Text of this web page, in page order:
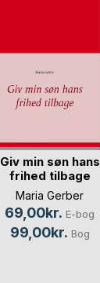
Giv min søn hans
frihed tilbage
Maria Gerber
69,00kr. E-bog
99,00kr. Bog